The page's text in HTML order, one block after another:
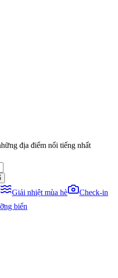
địa điểm nổi tiếng nhất
Giải nhiệt mùa hè
Check-in
biển